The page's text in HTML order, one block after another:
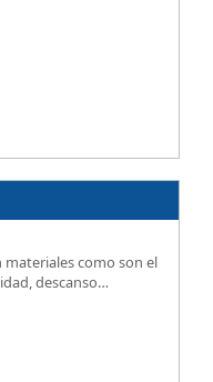
materiales como son el
descanso